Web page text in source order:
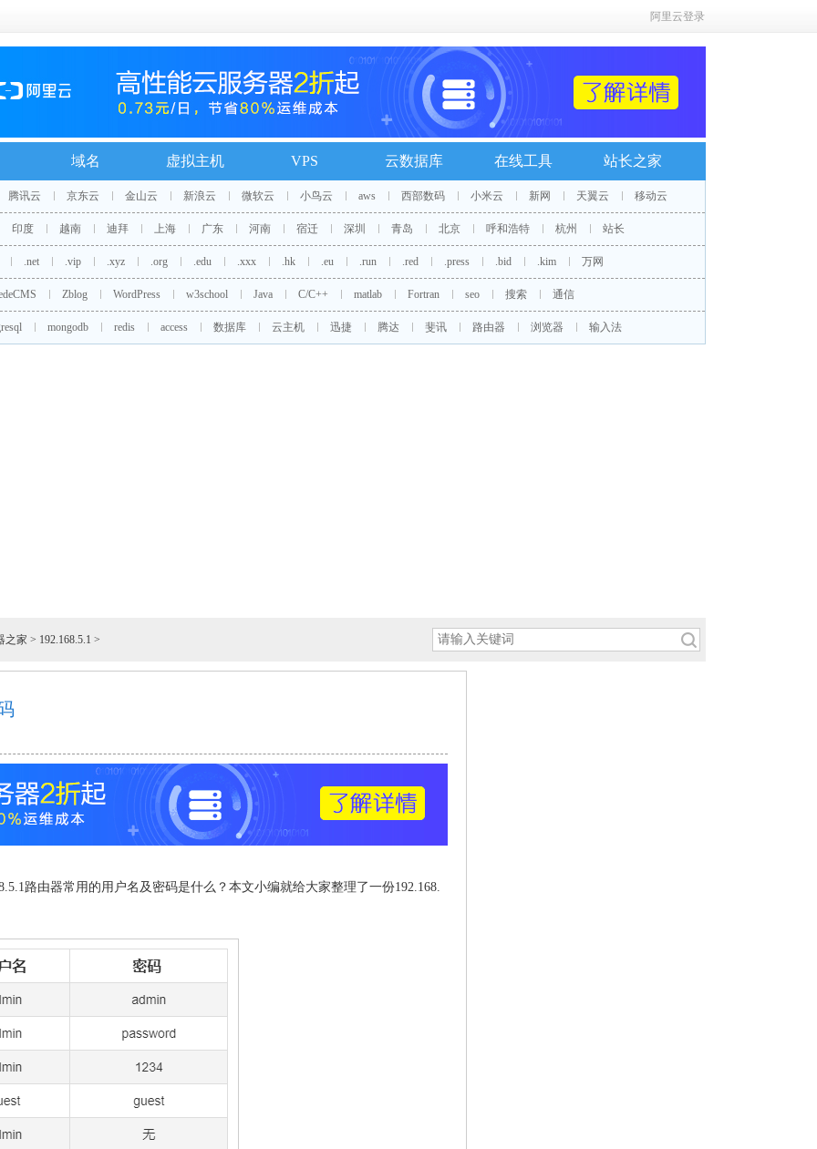
阿里云登录
域名 虚拟主机 VPS 云数据库 在线工具 站长之家
腾讯云 京东云 金山云 新浪云 微软云 小鸟云 aws 西部数码 小米云 新网 天翼云 移动云
印度 越南 迪拜 上海 广东 河南 宿迁 深圳 青岛 北京 呼和浩特 杭州 站长
.net .vip .xyz .org .edu .xxx .hk .eu .run .red .press .bid .kim 万网
Zblog WordPress w3school Java C/C++ matlab Fortran seo 搜索 通信
mongodb redis access 数据库 云主机 迅捷 腾达 斐讯 路由器 浏览器 输入法
之家 > 192.168.5.1 >
路由器常用的用户名及密码是什么？本文小编就给大家整理了一份192.168.